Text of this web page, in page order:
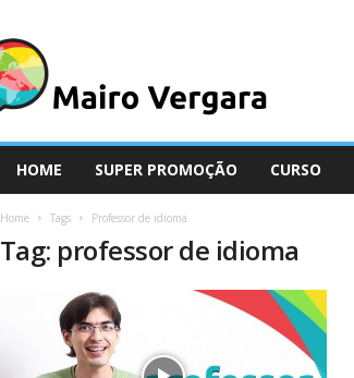
HOME SUPER PROMOÇÃO CURSO
Home Tags Professor de idioma
Tag: professor de idioma